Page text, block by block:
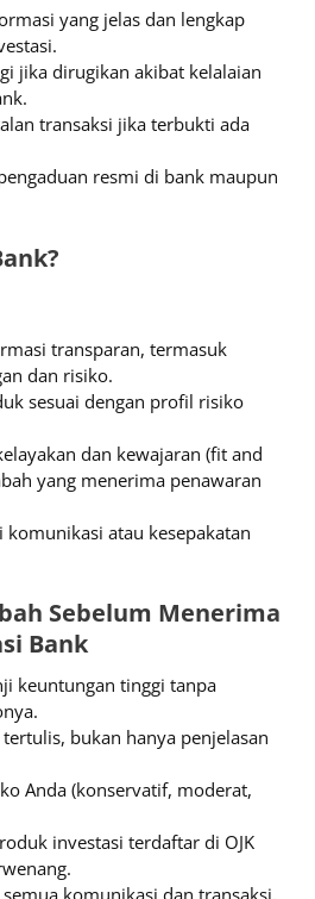
yang jelas dan lengkap
jika dirugikan akibat kelalaian
transaksi jika terbukti ada
resmi di bank maupun
transparan, termasuk
dan risiko.
sesuai dengan profil risiko
dan kewajaran (fit and
yang menerima penawaran
atau kesepakatan
Sebelum Menerima
Bank
keuntungan tinggi tanpa
bukan hanya penjelasan
Anda (konservatif, moderat,
investasi terdaftar di OJK